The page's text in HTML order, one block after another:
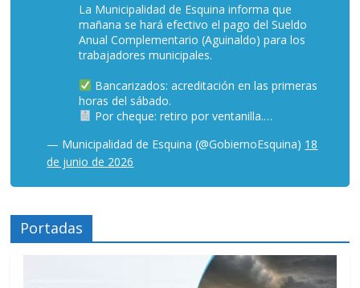
La Municipalidad de Esquina informa que
mañana se hará efectivo el pago del Sueldo
Anual Complementario (Aguinaldo) para los
trabajadores municipales.
Bancarizados: acreditación en las primeras
horas del sábado.
Por cheque: retiro por ventanilla.…
— Municipalidad de Esquina (@GobiernoEsquina) 18
de junio de 2026
Portadas